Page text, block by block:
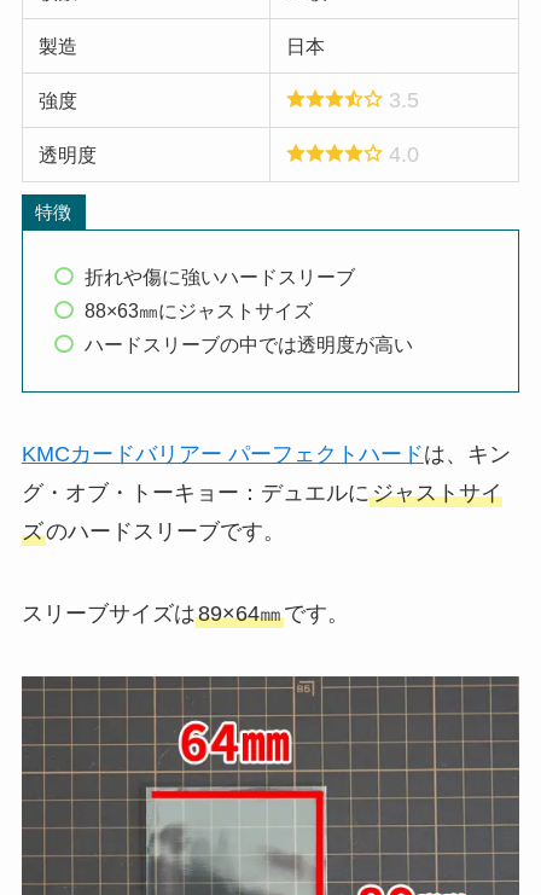
製造 日本
強度 3.5
透明度 4.0
特徴
折れや傷に強いハードスリーブ
88×63㎜にジャストサイズ
ハードスリーブの中では透明度が高い
KMCカードバリアー パーフェクトハードは、キン
グ・オブ・トーキョー：デュエルにジャストサイ
ズのハードスリーブです。
スリーブサイズは89×64㎜です。